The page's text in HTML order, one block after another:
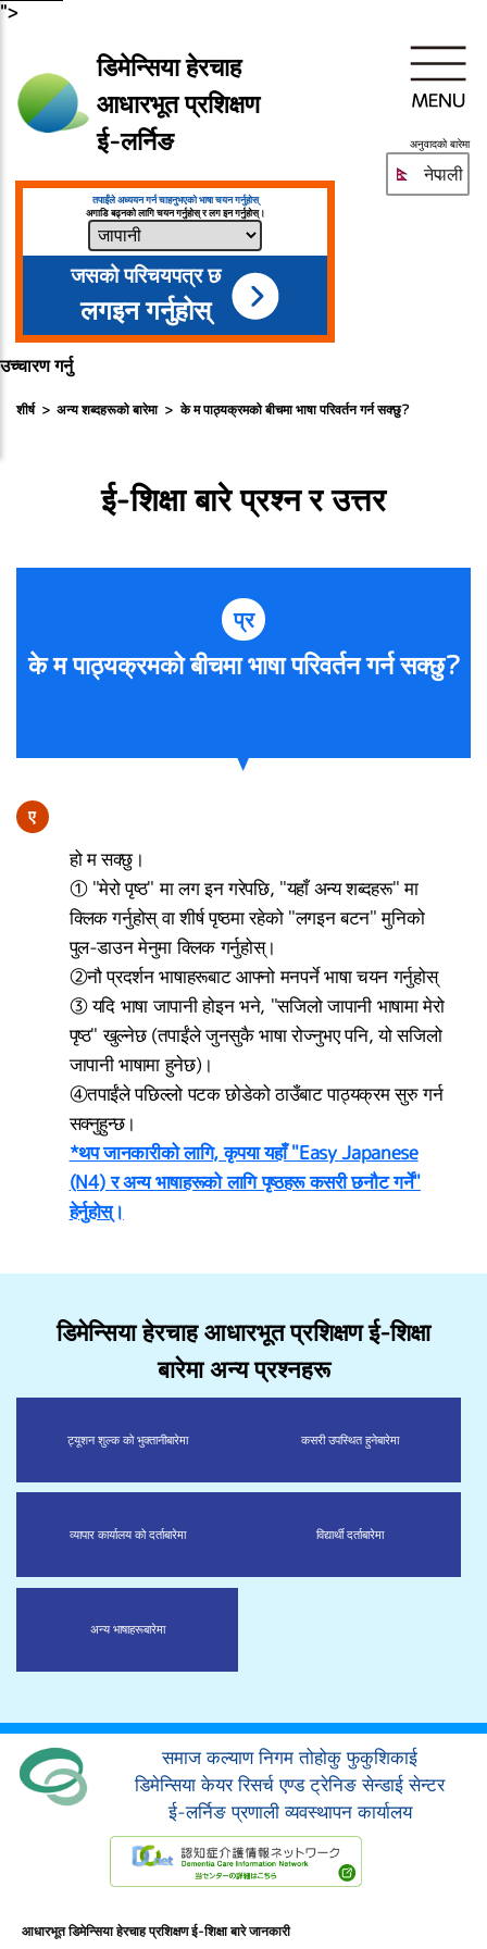
">
डिमेन्सिया हेरचाह
आधारभूत प्रशिक्षण
ई-लर्निङ
तपाईंले अध्ययन गर्न चाहनुभएको भाषा चयन गर्नुहोस्
अगाडि बढ्नको लागि चयन गर्नुहोस् र लग इन गर्नुहोस्।
जसको परिचयपत्र छ
लगइन गर्नुहोस्
उच्चारण गर्नु
अनुवादको बारेमा
नेपाली
शीर्ष अन्य शब्दहरूको बारेमा के म पाठ्यक्रमको बीचमा भाषा परिवर्तन गर्न सक्छु?
ई-शिक्षा बारे प्रश्न र उत्तर
प्र
के म पाठ्यक्रमको बीचमा भाषा परिवर्तन गर्न सक्छु?
ए
हो म सक्छु।
① "मेरो पृष्ठ" मा लग इन गरेपछि, "यहाँ अन्य शब्दहरू" मा
क्लिक गर्नुहोस् वा शीर्ष पृष्ठमा रहेको "लगइन बटन" मुनिको
पुल-डाउन मेनुमा क्लिक गर्नुहोस्।
②नौ प्रदर्शन भाषाहरूबाट आफ्नो मनपर्ने भाषा चयन गर्नुहोस्
③ यदि भाषा जापानी होइन भने, "सजिलो जापानी भाषामा मेरो
पृष्ठ" खुल्नेछ (तपाईंले जुनसुकै भाषा रोज्नुभए पनि, यो सजिलो
जापानी भाषामा हुनेछ)।
④तपाईंले पछिल्लो पटक छोडेको ठाउँबाट पाठ्यक्रम सुरु गर्न
सक्नुहुन्छ।
*थप जानकारीको लागि, कृपया यहाँ "Easy Japanese
(N4) र अन्य भाषाहरूको लागि पृष्ठहरू कसरी छनौट गर्ने"
हेर्नुहोस्।
डिमेन्सिया हेरचाह आधारभूत प्रशिक्षण ई-शिक्षा
बारेमा अन्य प्रश्नहरू
ट्यूशन शुल्क को भुक्तानीबारेमा कसरी उपस्थित हुनेबारेमा
व्यापार कार्यालय को दर्ताबारेमा विद्यार्थी दर्ताबारेमा
अन्य भाषाहरूबारेमा
समाज कल्याण निगम तोहोकु फुकुशिकाई
डिमेन्सिया केयर रिसर्च एण्ड ट्रेनिङ सेन्डाई सेन्टर
ई-लर्निङ प्रणाली व्यवस्थापन कार्यालय
आधारभूत डिमेन्सिया हेरचाह प्रशिक्षण ई-शिक्षा बारे जानकारी